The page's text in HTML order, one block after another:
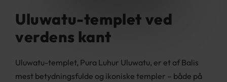
Uluwatu-templet ved
verdens kant
Uluwatu-templet, Pura Luhur Uluwatu, er et af Balis
mest betydningsfulde og ikoniske templer – både på